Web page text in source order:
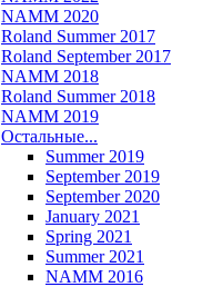
NAMM 2020
Roland Summer 2017
Roland September 2017
NAMM 2018
Roland Summer 2018
NAMM 2019
Остальные...
Summer 2019
September 2019
September 2020
January 2021
Spring 2021
Summer 2021
NAMM 2016